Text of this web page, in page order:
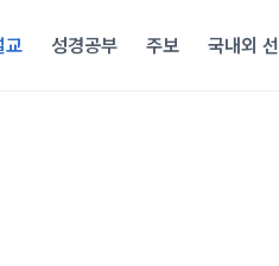
교 성경공부 주보 국내외